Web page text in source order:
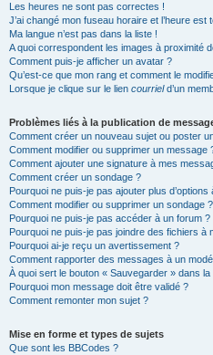
Les heures ne sont pas correctes !
J’ai changé mon fuseau horaire et l’heure est
Ma langue n’est pas dans la liste !
A quoi correspondent les images à proximité
Comment puis-je afficher un avatar ?
Qu’est-ce que mon rang et comment le
Lorsque je clique sur le lien courrield’un
Problèmes liés à la publication de
Comment créer un nouveau sujet ou poster
Comment modifier ou supprimer un message
Comment ajouter une signature à mes
Comment créer un sondage ?
Pourquoi ne puis-je pas ajouter plus
Comment modifier ou supprimer un sondage ?
Pourquoi ne puis-je pas accéder à un forum ?
Pourquoi ne puis-je pas joindre des fichiers à
Pourquoi ai-je reçu un avertissement ?
Comment rapporter des messages à un
À quoi sert le bouton « Sauvegarder » dans
Pourquoi mon message doit être validé ?
Comment remonter mon sujet ?
Mise en forme et types de sujets
Que sont les BBCodes ?